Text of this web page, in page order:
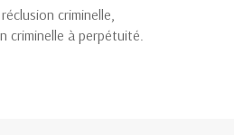
criminelle,
criminelle à perpétuité.